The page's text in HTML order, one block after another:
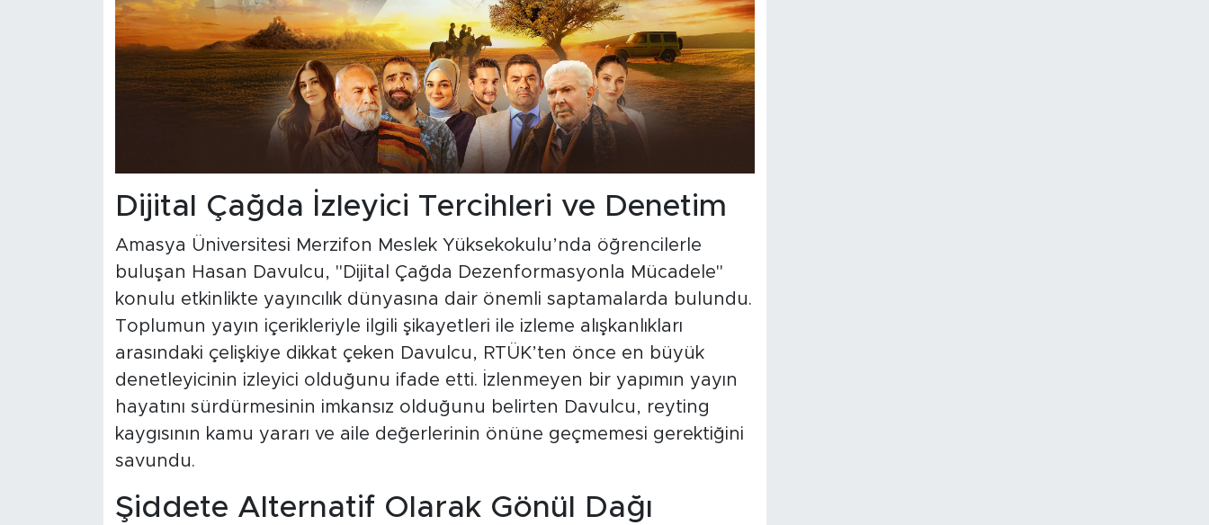
Dijital Çağda İzleyici Tercihleri ve Denetim
Amasya Üniversitesi Merzifon Meslek Yüksekokulu’nda öğrencilerle
buluşan Hasan Davulcu, "Dijital Çağda Dezenformasyonla Mücadele"
konulu etkinlikte yayıncılık dünyasına dair önemli saptamalarda bulundu.
Toplumun yayın içerikleriyle ilgili şikayetleri ile izleme alışkanlıkları
arasındaki çelişkiye dikkat çeken Davulcu, RTÜK’ten önce en büyük
denetleyicinin izleyici olduğunu ifade etti. İzlenmeyen bir yapımın yayın
hayatını sürdürmesinin imkansız olduğunu belirten Davulcu, reyting
kaygısının kamu yararı ve aile değerlerinin önüne geçmemesi gerektiğini
savundu.
Şiddete Alternatif Olarak Gönül Dağı